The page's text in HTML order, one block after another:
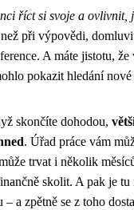
říct si svoje a ovlivnit,
při výpovědi,
A máte jistotu,
pokazit hledání nové
skončíte dohodou,
. Úřad práce vám
trvat i několik
skolit. A pak je
a zpětně se z toho